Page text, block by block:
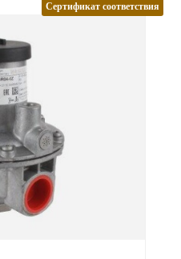
Сертификат соответствия